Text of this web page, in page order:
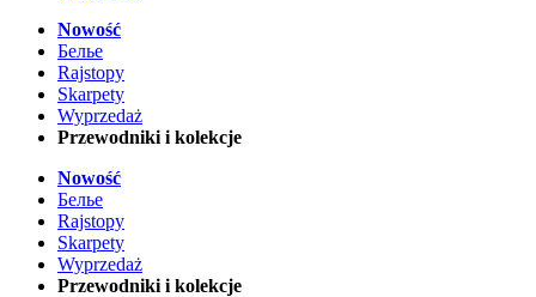
Nowość
Белье
Rajstopy
Skarpety
Wyprzedaż
Przewodniki i kolekcje
Nowość
Белье
Rajstopy
Skarpety
Wyprzedaż
Przewodniki i kolekcje